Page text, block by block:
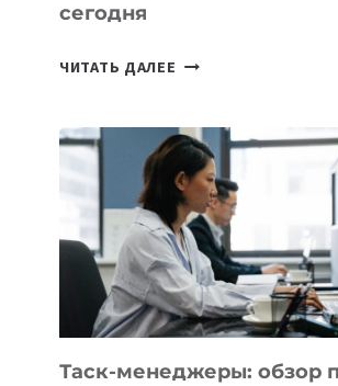
сегодня
ЧИТАТЬ ДАЛЕЕ ИИ-
БИЗНЕСА:
КАКИЕ
3
ЗАДАЧИ
ЕМУ
МОЖНО
ПОРУЧИТЬ
УЖЕ
Таск-менеджеры: обзор